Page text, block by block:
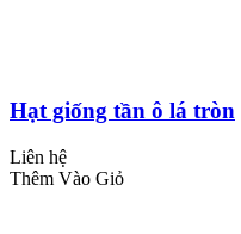
Hạt giống tần ô lá tròn
Liên hệ
Thêm Vào Giỏ